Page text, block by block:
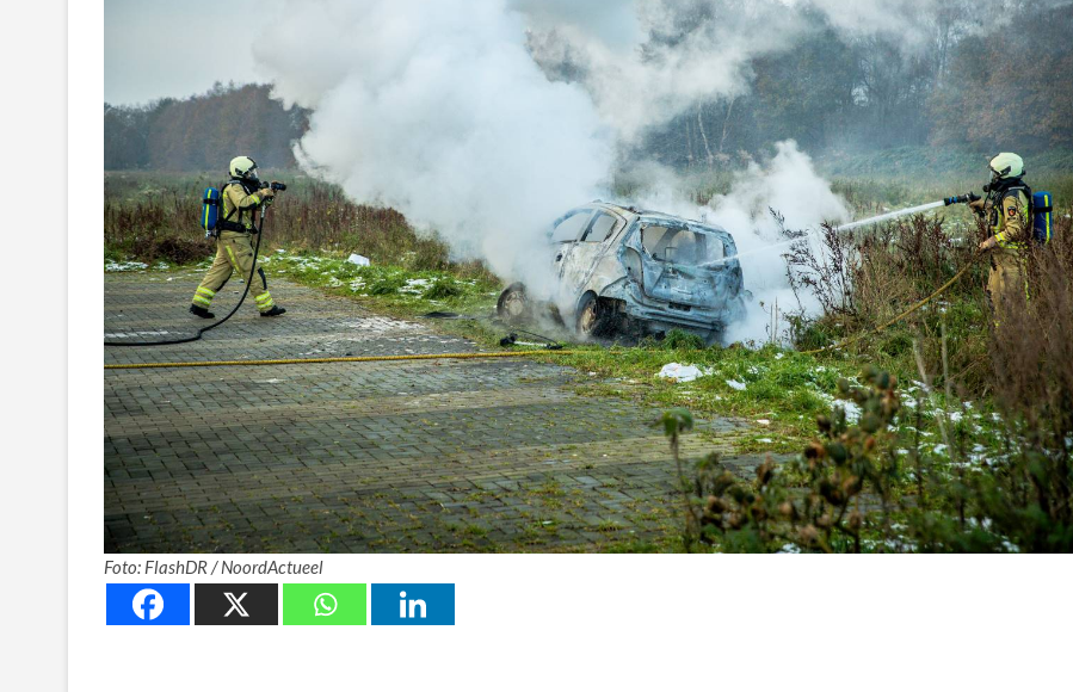
Foto: FlashDR / NoordActueel